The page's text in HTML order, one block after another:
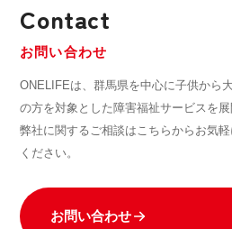
Contact
お問い合わせ
ONELIFEは、群馬県を中心に子供から
の方を対象とした障害福祉サービスを展
弊社に関するご相談はこちらからお気
ください。
お問い合わせ